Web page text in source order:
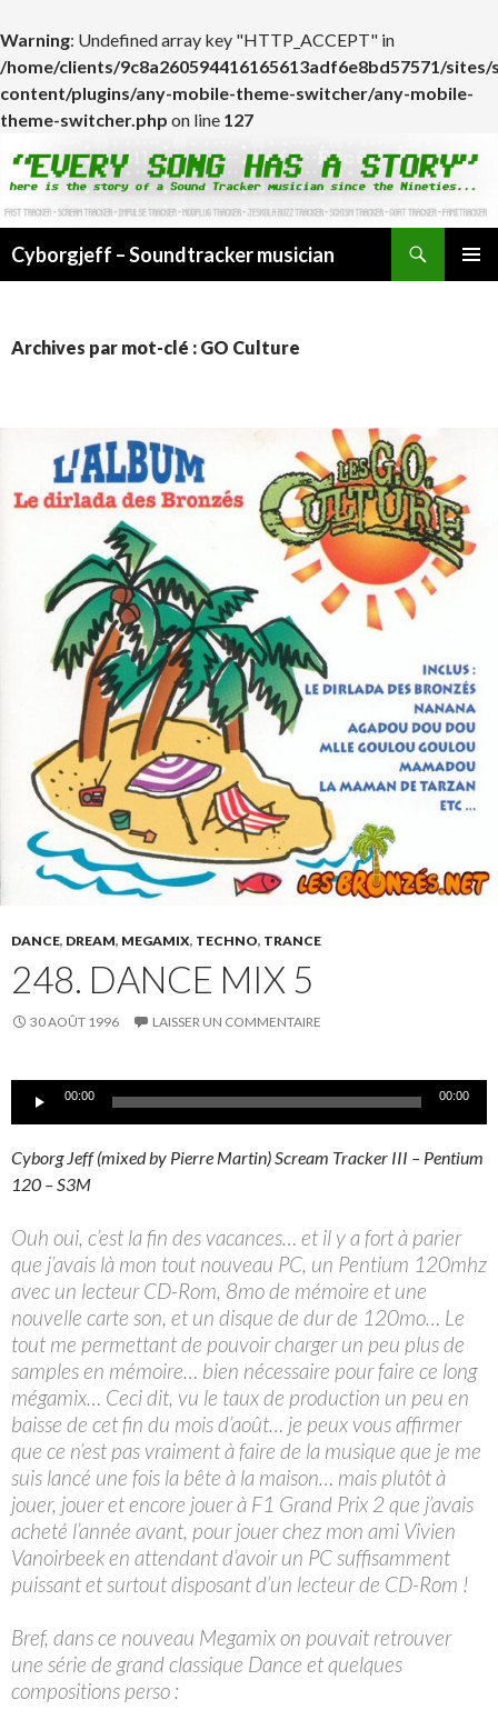
Warning: Undefined array key "HTTP_ACCEPT" in
/home/clients/9c8a260594416165613adf6e8bd57571/
content/plugins/any-mobile-theme-switcher/any-mobile-
theme-switcher.php on line 127
Cyborgjeff – Soundtracker musician
Archives par mot-clé : GO Culture
DANCE, DREAM, MEGAMIX, TECHNO, TRANCE
248. DANCE MIX 5
30 AOÛT 1996 LAISSER UN COMMENTAIRE
Lecteur00:00 00:00
Cyborg Jeff (mixed by Pierre Martin) Scream Tracker III – Pentium
120 – S3M
Ouh oui, c’est la fin des vacances… et il y a fort à parier
que j’avais là mon tout nouveau PC, un Pentium 120mhz
avec un lecteur CD-Rom, 8mo de mémoire et une
nouvelle carte son, et un disque de dur de 120mo… Le
tout me permettant de pouvoir charger un peu plus de
samples en mémoire… bien nécessaire pour faire ce long
mégamix… Ceci dit, vu le taux de production un peu en
baisse de cet fin du mois d’août… je peux vous affirmer
que ce n’est pas vraiment à faire de la musique que je me
suis lancé une fois la bête à la maison… mais plutôt à
jouer, jouer et encore jouer à F1 Grand Prix 2 que j’avais
acheté l’année avant, pour jouer chez mon ami Vivien
Vanoirbeek en attendant d’avoir un PC suffisamment
puissant et surtout disposant d’un lecteur de CD-Rom !
Bref, dans ce nouveau Megamix on pouvait retrouver
une série de grand classique Dance et quelques
compositions perso :